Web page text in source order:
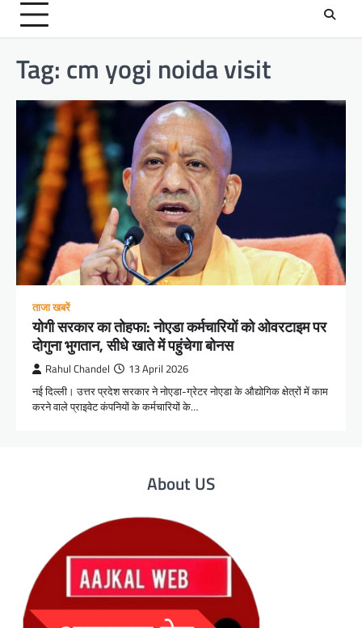
Tag: cm yogi noida visit
ताजा खबरें
योगी सरकार का तोहफा: नोएडा कर्मचारियों को ओवरटाइम पर
दोगुना भुगतान, सीधे खाते में पहुंचेगा बोनस
Rahul Chandel 13 April 2026
नई दिल्ली। उत्तर प्रदेश सरकार ने नोएडा-ग्रेटर नोएडा के औद्योगिक क्षेत्रों में काम
करने वाले प्राइवेट कंपनियों के कर्मचारियों के…
About US